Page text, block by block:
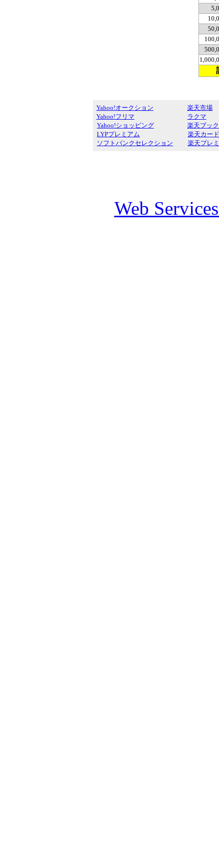
Yahoo!オークション
Yahoo!フリマ
Yahoo!ショッピング
LYPプレミアム
ソフトバンクセレクション
楽天市場
ラクマ
楽天ブッ
楽天カード
楽天プレ
Web